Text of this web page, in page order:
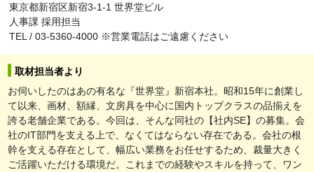
東京都新宿区新宿3-1-1 世界堂ビル
人事課 採用担当
TEL / 03-5360-4000 ※営業電話はご遠慮ください
取材担当者より
お伺いしたのはあの有名な『世界堂』新宿本社。昭和15年に創業し
て以来、画材、額縁、文房具を中心に国内トップクラスの品揃えを
誇る老舗企業である。今回は、そんな同社の【社内SE】の募集。会
社のIT部門を支える上で、なくてはならない存在である。会社の根
幹を支える存在として、幅広い業務をお任せするため、裁量大きく
ご活躍いただける環境だ。これまでの経験やスキルを持って、ワン